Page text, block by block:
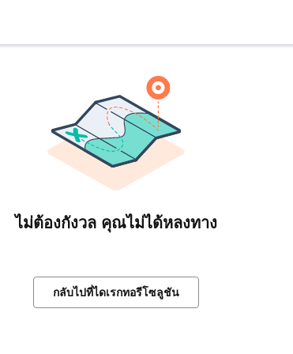
ไม่ต้องกังวล คุณไม่ได้หลงทาง
กลับไปที่ไดเรกทอรีโซลูชัน